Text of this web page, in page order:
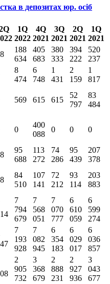
в депозитах юр. осіб
1Q
2022
4Q
2021
3Q
2021
2Q
2021
1Q
2021
188
634
405
683
380
333
394
222
520
237
8
474
6
748
1
431
2
159
1
817
569 615 615
52
797
83
484
0
400
088
0 0 0
95
688
113
272
74
286
95
439
207
378
84
510
107
141
72
212
93
114
203
883
7
794
679
7
568
051
7
070
777
6
610
059
6
599
274
7
193
928
7
082
945
6
354
183
6
029
017
6
036
857
2
905
732
3
368
679
2
888
231
2
927
936
3
043
677